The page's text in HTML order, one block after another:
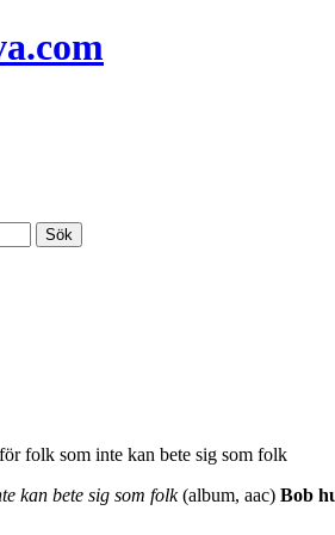
kan bete sig som folk(album, aac) Bob